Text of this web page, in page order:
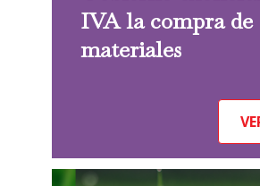
IVA la compra de
materiales